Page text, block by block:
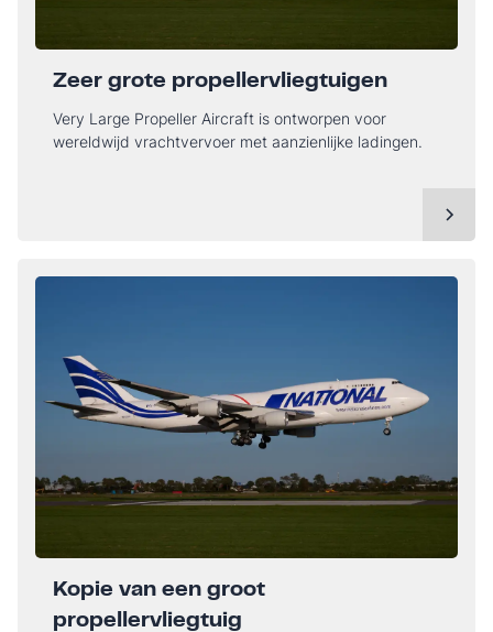
Zeer grote propellervliegtuigen
Very Large Propeller Aircraft is ontworpen voor
wereldwijd vrachtvervoer met aanzienlijke ladingen.
Kopie van een groot
propellervliegtuig